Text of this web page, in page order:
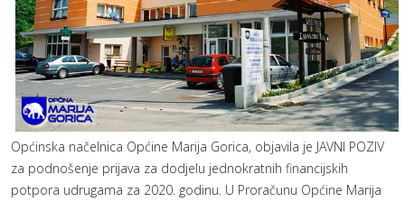
Općinska načelnica Općine Marija Gorica, objavila je JAVNI POZIV
za podnošenje prijava za dodjelu jednokratnih financijskih
potpora udrugama za 2020. godinu. U Proračunu Općine Marija